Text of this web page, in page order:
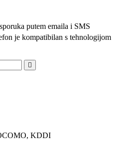
putem emaila i SMS
je kompatibilan s tehnologijom
KDDI